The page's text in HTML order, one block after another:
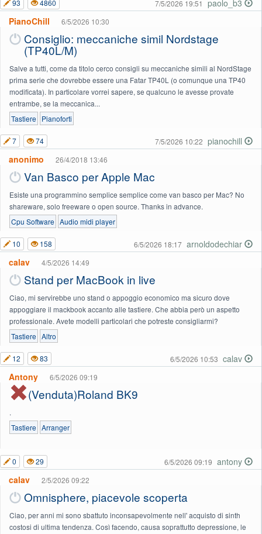
paolo_b3
7/5/2026 19:51
93 4860
PianoChill 6/5/2026 10:30
Consiglio: meccaniche simil Nordstage
(TP40L/M)
Salve a tutti, come da titolo cerco consigli su meccaniche simili al NordStage
prima serie che dovrebbe essere una Fatar TP40L (o comunque una TP40
modificata). In particolare vorrei sapere, se qualcuno le avesse provate
entrambe, se la meccanica...
Tastiere Pianoforti
pianochill
7/5/2026 10:22
7 74
anonimo 26/4/2018 13:46
Van Basco per Apple Mac
Esiste una programmino semplice semplice come van basco per Mac? No
shareware, solo freeware o open source. Thanks in advance.
Cpu Software Audio midi player
arnoldodechiar
6/5/2026 18:17
10 158
calav 4/5/2026 14:49
Stand per MacBook in live
Ciao, mi servirebbe uno stand o appoggio economico ma sicuro dove
appoggiare il mackbook accanto alle tastiere. Che abbia però un aspetto
professionale. Avete modelli particolari che potreste consigliarmi?
Tastiere Altro
calav
6/5/2026 10:53
12 83
Antony 6/5/2026 09:19
(Venduta)Roland BK9
.
Tastiere Arranger
antony
6/5/2026 09:19
0 29
calav 2/5/2026 09:22
Omnisphere, piacevole scoperta
Ciao, per anni mi sono sbattuto inconsapevolmente nell' acquisto di sinth
costosi di ultima tendenza. Così facendo, causa soprattutto depressione, le